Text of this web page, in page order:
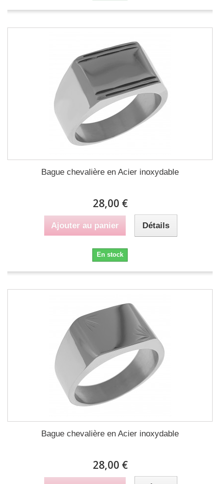
Bague chevalière en Acier inoxydable
28,00 €
Ajouter au panier Détails
En stock
Bague chevalière en Acier inoxydable
28,00 €